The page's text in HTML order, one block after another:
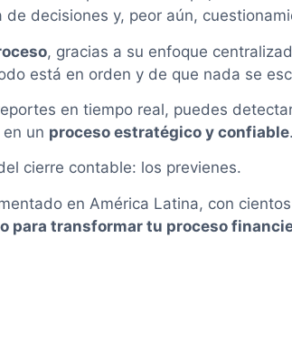
decisiones y, peor aún,
, gracias a su enfoque
está en orden y de que nada se
en tiempo real, puedes
un proceso estratégico y confiable.
cierre contable: los previenes.
en América Latina, con
para transformar tu proceso